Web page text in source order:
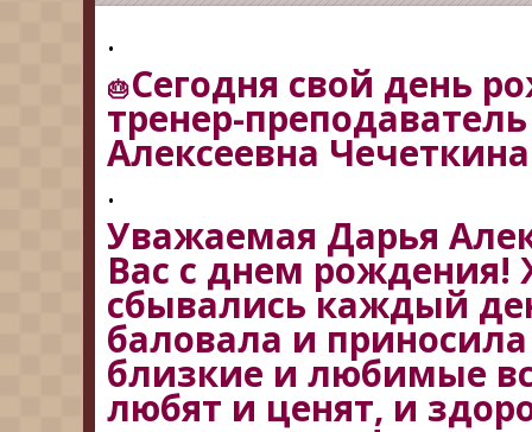
.
Сегодня свой день
тренер-
Алексеевна
.
Уважаемая Дарья
Вас с днем
сбывались каждый
баловала и
близкие и любимые
любят и ценят, и